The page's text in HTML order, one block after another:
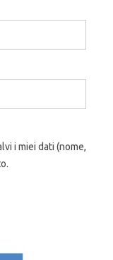
i miei dati (nome,